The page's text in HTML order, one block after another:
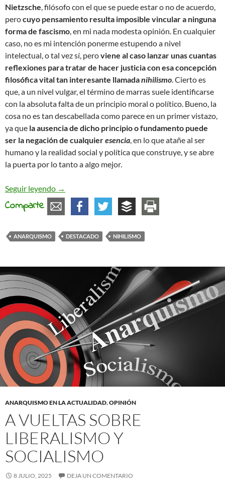
Nietzsche , filósofo con el que se puede estar o no de acuerdo,
perocuyo pensamiento resulta imposible vincular a ninguna
forma de fascismo , en mi nada modesta opinión. En cualquier
caso, no es mi intención ponerme estupendo a nivel
intelectual, o tal vez sí, peroviene al caso lanzar unas cuantas
reflexiones para tratar de hacer justicia con esa concepción
filosófica vital tan interesante llamadanihilismo . Cierto es
que, a un nivel vulgar, el término de marras suele identificarse
con la absoluta falta de un principio moral o político. Bueno, la
cosa no es tan descabellada como parece en un primer vistazo,
ya que la ausencia de dicho principio o fundamento puede
ser la negación de cualquieresencia , en lo que atañe al ser
humano y la realidad social y política que construye, y se abre
la puerta por lo tanto a algo mejor.
Seguir leyendo ¿Nihilismo?
→
Comparte
ANARQUISMO DESTACADO NIHILISMO
ANARQUISMO EN LA ACTUALIDAD,OPINIÓN
A VUELTAS SOBRE
LIBERALISMO Y
SOCIALISMO
8 JULIO, 2025 DEJA UN COMENTARIO